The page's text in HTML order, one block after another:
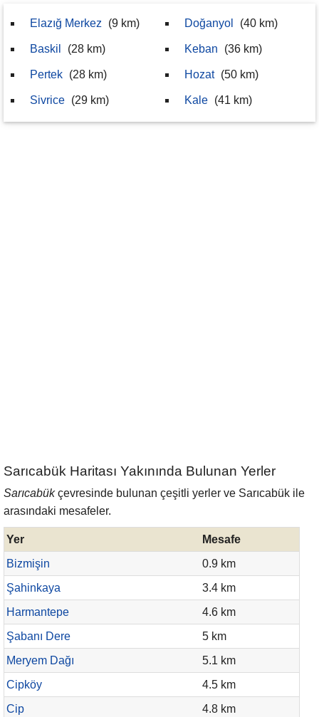
Elazığ Merkez (9 km)
Baskil (28 km)
Pertek (28 km)
Sivrice (29 km)
Doğanyol (40 km)
Keban (36 km)
Hozat (50 km)
Kale (41 km)
Sarıcabük Haritası Yakınında Bulunan Yerler
Sarıcabükçevresinde bulunan çeşitli yerler ve Sarıcabük ile
arasındaki mesafeler.
Yer
Mesafe
Bizmişin
0.9 km
Şahinkaya
3.4 km
Harmantepe
4.6 km
Şabanı Dere
5 km
Meryem Dağı
5.1 km
Cipköy
4.5 km
Cip
4.8 km